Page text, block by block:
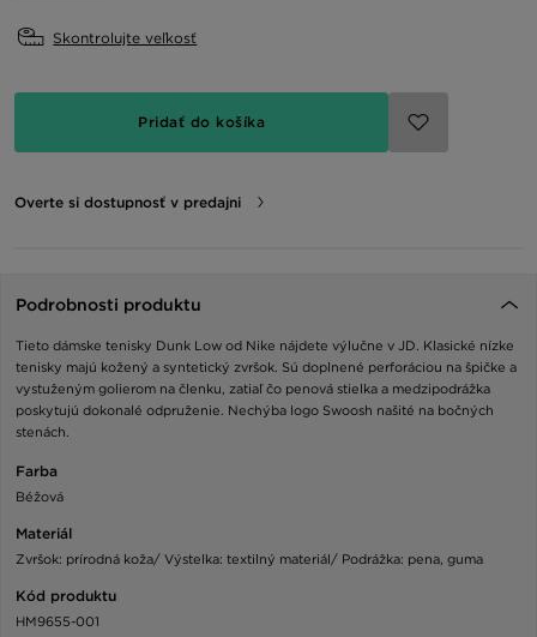
Skontrolujte veľkosť
Pridať do košíka
Overte si dostupnosť v predajni
Podrobnosti produktu
Tieto dámske tenisky Dunk Low od Nike nájdete výlučne v JD. Klasické nízke
tenisky majú kožený a syntetický zvršok. Sú doplnené perforáciou na špičke a
vystuženým golierom na členku, zatiaľ čo penová stielka a medzipodrážka
poskytujú dokonalé odpruženie. Nechýba logo Swoosh našité na bočných
stenách.
Farba
Béžová
Materiál
Zvršok: prírodná koža/ Výstelka: textilný materiál/ Podrážka: pena, guma
Kód produktu
HM9655-001